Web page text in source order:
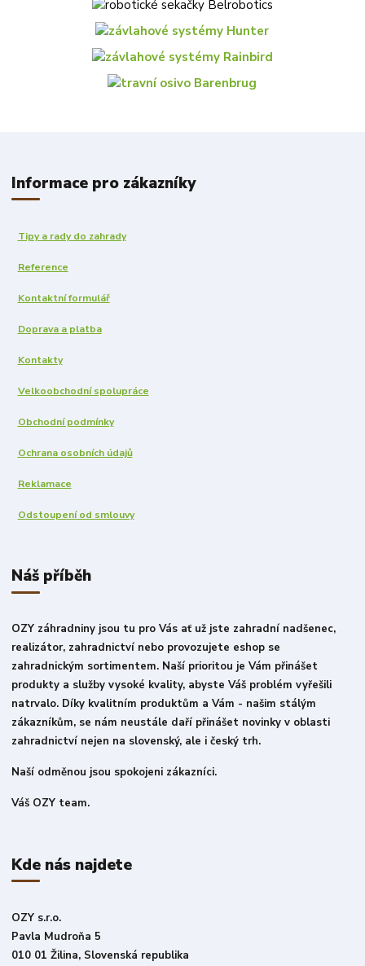
Informace pro zákazníky
Tipy a rady do zahrady
Reference
Kontaktní formulář
Doprava a platba
Kontakty
Velkoobchodní spolupráce
Obchodní podmínky
Ochrana osobních údajů
Reklamace
Odstoupení od smlouvy
Náš příběh
OZY záhradniny jsou tu pro Vás ať už jste zahradní nadšenec,
realizátor, zahradnictví nebo provozujete eshop se
zahradnickým sortimentem. Naší prioritou je Vám přinášet
produkty a služby vysoké kvality, abyste Váš problém vyřešili
natrvalo. Díky kvalitním produktům a Vám - našim stálým
zákazníkům, se nám neustále daří přinášet novinky v oblasti
zahradnictví nejen na slovenský, ale i český trh.
Naší odměnou jsou spokojeni zákazníci.
Váš OZY team.
Kde nás najdete
OZY s.r.o.
Pavla Mudroňa 5
010 01 Žilina, Slovenská republika